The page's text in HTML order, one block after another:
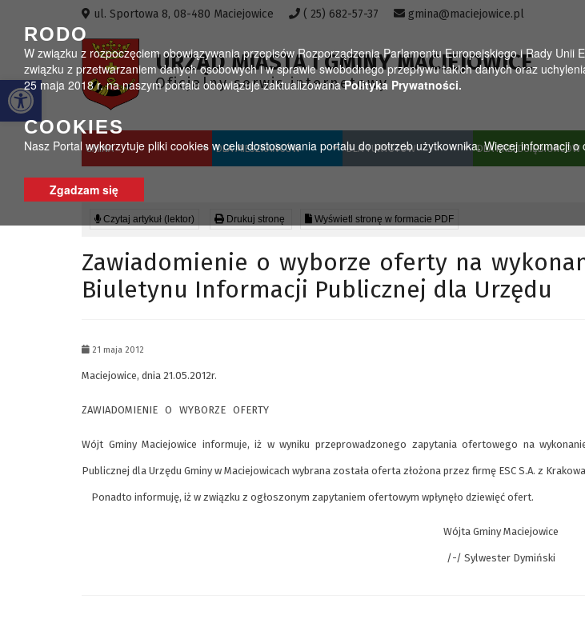
Otwórz pasek narzędzi
RODO
W związku z rozpoczęciem obowiązywania przepisów Rozporządzenia Parlamentu Europejskiego i Rady
związku z przetwarzaniem danych osobowych i w sprawie swobodnego przepływu takich danych oraz
25 maja 2018 r. na naszym portalu obowiązuje zaktualizowanaPolityka Prywatności.
COOKIES
Nasz Portal wykorzytuje pliki cookies w celu dostosowania portalu do potrzeb użytkownika. Więcej informacji
Zgadzam się
ul. Sportowa 8, 08-480 Maciejowice ( 25) 682-57-37 gmina@maciejowice.pl
URZĄD MIASTA I GMINY MACIEJOWICE
Oficjalny serwis internetowy
GMINA DLA MIESZKAŃCÓW DLA TURYSTÓW DLA PRZEDSIĘBIORCÓW
Czytaj artykuł (lektor) Drukuj stronę Wyświetl stronę w formacie PDF
Zawiadomienie o wyborze oferty na
Biuletynu Informacji Publicznej dla Urzędu
21 maja 2012
Maciejowice, dnia 21.05.2012r.
ZAWIADOMIENIE O WYBORZE OFERTY
Wójt Gminy Maciejowice informuje, iż w wyniku przeprowadzonego zapytania ofertowego na
Publicznej dla Urzędu Gminy w Maciejowicach wybrana została oferta złożona przez firmę ESC S.A. z
Ponadto informuję, iż w związku z ogłoszonym zapytaniem ofertowym wpłynęło dziewięć ofert.
Wójta Gminy Maciejowice
/-/ Sylwester Dymiński